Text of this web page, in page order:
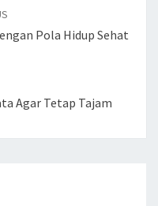
Pola Hidup Sehat
Agar Tetap Tajam